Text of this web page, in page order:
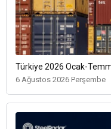
Türkiye 2026 Ocak-
6 Ağustos 2026 Perşembe